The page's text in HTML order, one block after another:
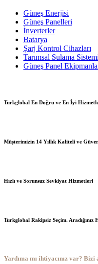
Güneş Enerjisi
Güneş Panelleri
İnverterler
Batarya
Şarj Kontrol Cihazları
Tarımsal Sulama Sistemi
Güneş Panel
Turkglobal En Doğru ve En İyi
Müşterimizin 14 Yıllık Kaliteli ve
Hızlı ve Sorunsuz Sevkiyat Hizmetleri
Turkglobal Rakipsiz Seçim. Aradığınız
Yardıma mı ihtiyacınız var? Bizi